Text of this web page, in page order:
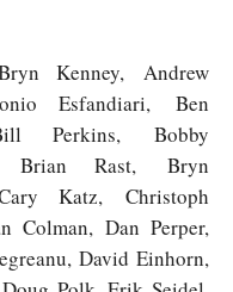
Kenney, Andrew
Esfandiari, Ben
Perkins, Bobby
Brian Rast, Bryn
Katz, Christoph
Colman, Dan Perper,
David Einhorn,